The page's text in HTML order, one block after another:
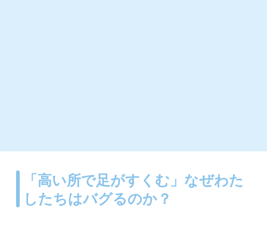
「高い所で足がすくむ」なぜわた
したちはバグるのか？